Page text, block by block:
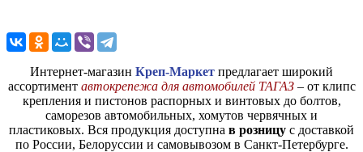
Интернет-магазин Креп-Маркет предлагает широкий
ассортимент автокрепежа для автомобилей ТАГАЗ– от клипс
крепления и пистонов распорных и винтовых до болтов,
саморезов автомобильных, хомутов червячных и
пластиковых. Вся продукция доступна в розницу с доставкой
по России, Белоруссии и самовывозом в Санкт-Петербурге.